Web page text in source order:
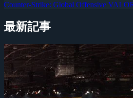
Counter-Strike: Global Offensive
最新記事